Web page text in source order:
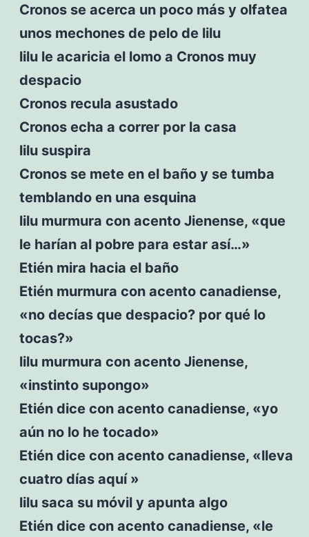
Cronos se acerca un poco más y olfatea
unos mechones de pelo de lilu
lilu le acaricia el lomo a Cronos muy
despacio
Cronos recula asustado
Cronos echa a correr por la casa
lilu suspira
Cronos se mete en el baño y se tumba
temblando en una esquina
lilu murmura con acento Jienense, «que
le harían al pobre para estar así…»
Etién mira hacia el baño
Etién murmura con acento canadiense,
«no decías que despacio? por qué lo
tocas?»
lilu murmura con acento Jienense,
«instinto supongo»
Etién dice con acento canadiense, «yo
aún no lo he tocado»
Etién dice con acento canadiense, «lleva
cuatro días aquí »
lilu saca su móvil y apunta algo
Etién dice con acento canadiense, «le